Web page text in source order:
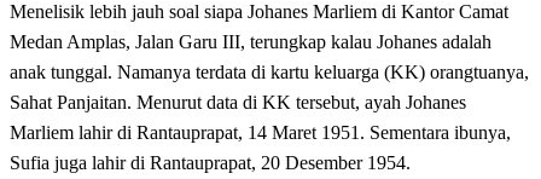
Menelisik lebih jauh soal siapa Johanes Marliem di Kantor Camat
Medan Amplas, Jalan Garu III, terungkap kalau Johanes adalah
anak tunggal. Namanya terdata di kartu keluarga (KK) orangtuanya,
Sahat Panjaitan. Menurut data di KK tersebut, ayah Johanes
Marliem lahir di Rantauprapat, 14 Maret 1951. Sementara ibunya,
Sufia juga lahir di Rantauprapat, 20 Desember 1954.